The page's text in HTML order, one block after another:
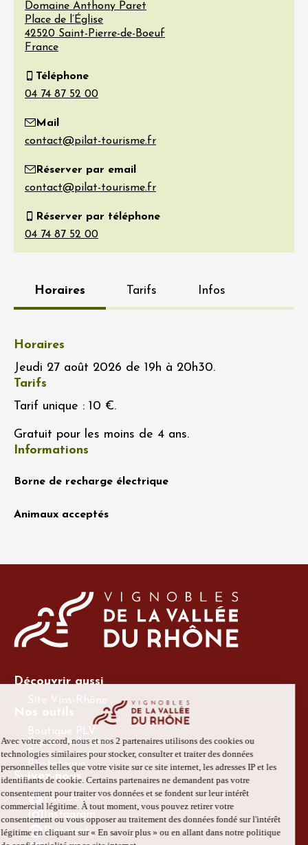
Domaine Anthony Paret
Place de l’Église
42520 Saint-Pierre-de-Boeuf
France
Téléphone
Mail
Réserver par email
Réserver par téléphone
Horaires Tarifs Infos
Horaires
Jeudi 27 août 2026 de 19h à 20h30.
Tarifs
Tarif unique : 10 €.
Gratuit pour les moins de 4 ans.
Informations
Borne de recharge électrique
Animaux acceptés
Découvrir aussi
Espace adhérent
Espace presse
Phototèque
Suivez-nous
Facebook
Instagram
Pinterest